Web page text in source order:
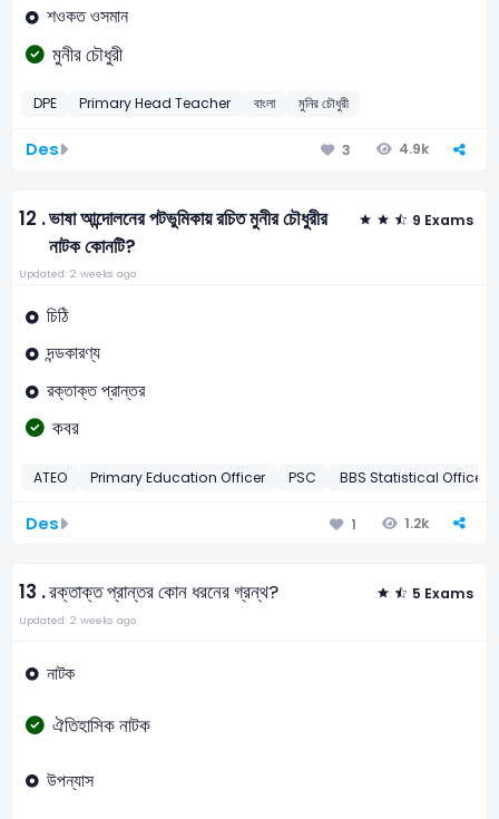
শওকত ওসমান
মুনীর চৌধুরী
DPE Primary Head Teacher বাংলা মুনির চৌধুরী
Des 3 4.9k
12 .ভাষা আন্দোলনের পটভুমিকায় রচিত মুনীর চৌধুরীর
নাটক কোনটি?
9 Exams
Updated: 2 weeks ago
চিঠি
দন্ডকারণ্য
রক্তাক্ত প্রান্তর
কবর
ATEO Primary Education Officer PSC BBS Statistical Officer-
Des 1 1.2k
13 .রক্তাক্ত প্রান্তর কোন ধরনের গ্রন্থ? 5 Exams
Updated: 2 weeks ago
নাটক
ঐতিহাসিক নাটক
উপন্যাস